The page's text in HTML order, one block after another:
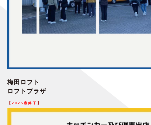
梅田ロフト
ロフトプラザ
【 2025春終了 】